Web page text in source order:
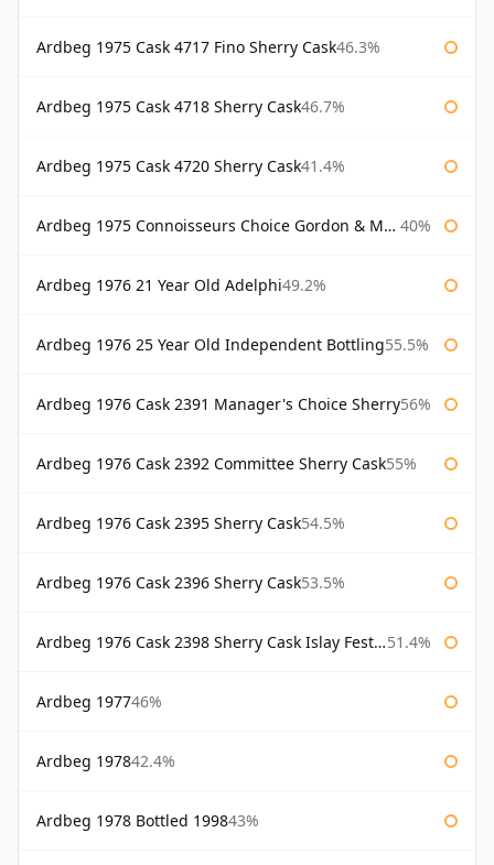
Ardbeg 1975 Cask 4717 Fino Sherry Cask46.3%
Ardbeg 1975 Cask 4718 Sherry Cask46.7%
Ardbeg 1975 Cask 4720 Sherry Cask41.4%
Ardbeg 1975 Connoisseurs Choice Gordon & Macphail 40%
Ardbeg 1976 21 Year Old Adelphi49.2%
Ardbeg 1976 25 Year Old Independent Bottling55.5%
Ardbeg 1976 Cask 2391 Manager's Choice Sherry56%
Ardbeg 1976 Cask 2392 Committee Sherry Cask55%
Ardbeg 1976 Cask 2395 Sherry Cask54.5%
Ardbeg 1976 Cask 2396 Sherry Cask53.5%
Ardbeg 1976 Cask 2398 Sherry Cask Islay Festival 2004 51.4%
Ardbeg 197746%
Ardbeg 197842.4%
Ardbeg 1978 Bottled 199843%